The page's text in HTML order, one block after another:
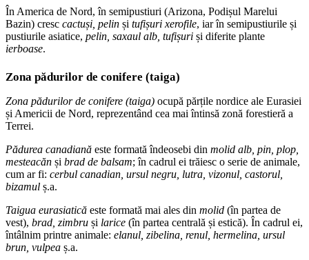
În America de Nord, în semipustiuri (Arizona, Podișul Marelui
Bazin) cresc cactuși, pelin și tufișuri xerofile, iar în semipustiurile și
pustiurile asiatice, pelin, saxaul alb, tufișuri și diferite plante
ierboase.
Zona pădurilor de conifere (taiga)
Zona pădurilor de conifere (taiga) ocupă părțile nordice ale Eurasiei
și Americii de Nord, reprezentând cea mai întinsă zonă forestieră a
Terrei.
Pădurea canadiană este formată îndeosebi din molid alb, pin, plop,
mesteacăn și brad de balsam; în cadrul ei trăiesc o serie de animale,
cum ar fi: cerbul canadian, ursul negru, lutra, vizonul, castorul,
bizamul ș.a.
Taigua eurasiatică este formată mai ales din molid (în partea de
vest), brad, zimbru și larice (în partea centrală și estică). În cadrul ei,
întâlnim printre animale: elanul, zibelina, renul, hermelina, ursul
brun, vulpea ș.a.